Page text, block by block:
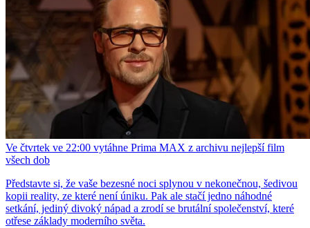
Ve čtvrtek ve 22:00 vytáhne Prima MAX z archivu nejlepší film
všech dob
Představte si, že vaše bezesné noci splynou v nekonečnou, šedivou
kopii reality, ze které není úniku. Pak ale stačí jedno náhodné
setkání, jediný divoký nápad a zrodí se brutální společenství, které
otřese základy moderního světa.